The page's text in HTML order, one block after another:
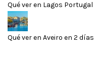
Qué ver en Lagos Portugal
Qué ver en Aveiro en 2 días